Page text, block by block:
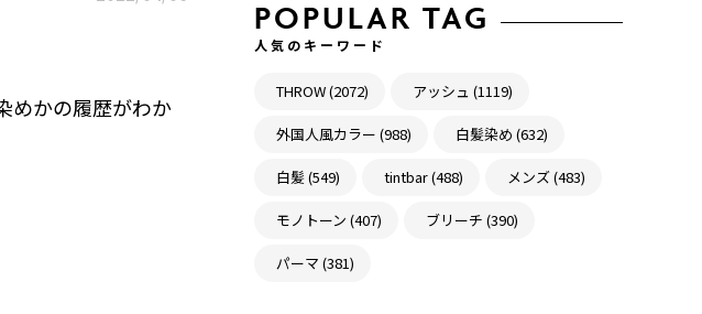
めかの履歴がわか
POPULAR TAG
人気のキーワード
THROW (2072) アッシュ (1119)
外国人風カラー (988) 白髪染め (632)
白髪 (549) tintbar (488) メンズ (483)
モノトーン (407) ブリーチ (390)
パーマ (381)